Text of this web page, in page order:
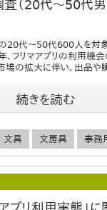
（20代～50代男
20代～50代600人を対
フリマアプリの利用機会
場の拡大に伴い、出品や
続きを読む
文具 文房具 事務